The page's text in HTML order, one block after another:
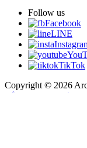
Follow us
Facebook
LINE
TikTok
Copyright © 2026